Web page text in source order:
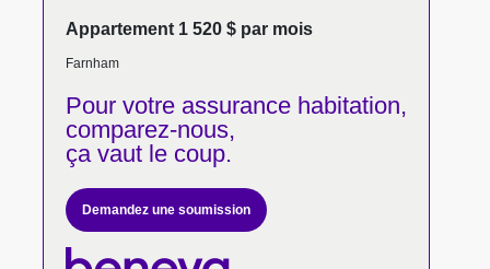
Appartement 1 520 $ par mois
Farnham
Pour votreassurance habitation,
comparez-nous,
ça vaut le coup.
Demandez une soumission